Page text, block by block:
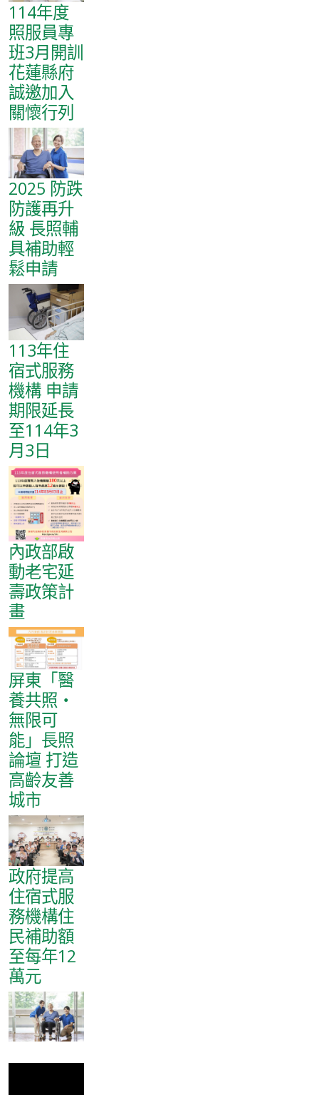
114年度
照服員專
班3月開訓
花蓮縣府
誠邀加入
關懷行列
2025 防跌
防護再升
級 長照輔
具補助輕
鬆申請
113年住
宿式服務
機構 申請
期限延長
至114年3
月3日
內政部啟
動老宅延
壽政策計
畫
屏東「醫
養共照‧
無限可
能」長照
論壇 打造
高齡友善
城市
政府提高
住宿式服
務機構住
民補助額
至每年12
萬元